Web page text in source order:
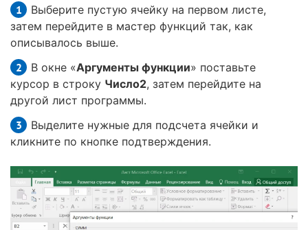
Выберите пустую ячейку на первом листе,
затем перейдите в мастер функций так, как
описывалось выше.
В окне «Аргументы функции» поставьте
курсор в строку Число2, затем перейдите на
другой лист программы.
Выделите нужные для подсчета ячейки и
кликните по кнопке подтверждения.